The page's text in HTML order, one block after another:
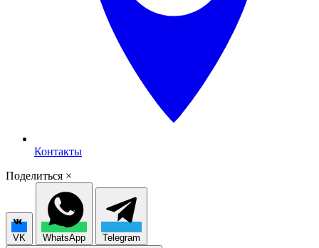
Контакты
Поделиться ×
VK WhatsApp Telegram